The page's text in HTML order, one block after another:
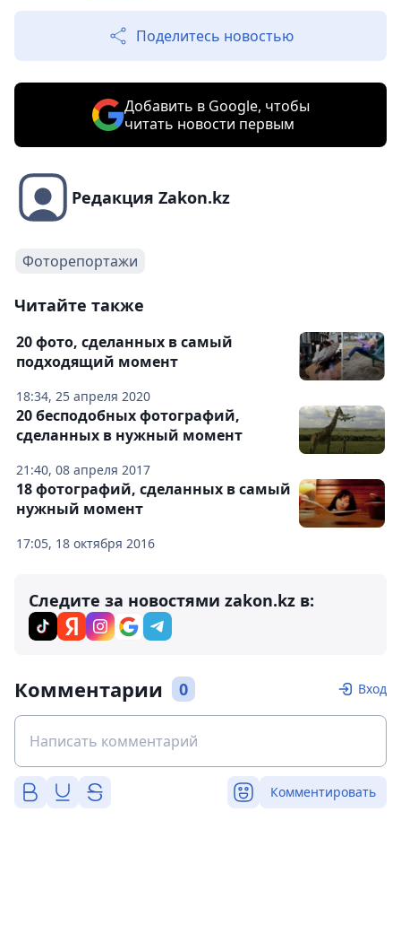
Поделитесь новостью
Добавить в Google, чтобы
читать новости первым
Редакция Zakon.kz
Фоторепортажи
Читайте также
18:34, 25 апреля 2020
20 фото, сделанных в самый
подходящий момент
21:40, 08 апреля 2017
20 бесподобных фотографий,
сделанных в нужный момент
17:05, 18 октября 2016
18 фотографий, сделанных в самый
нужный момент
Следите за новостями zakon.kz в:
Комментарии 0 Вход
Комментировать